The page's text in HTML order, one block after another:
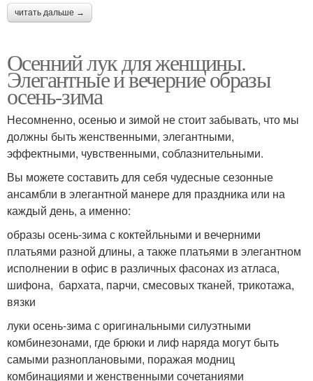
читать дальше →
Осенний лук для женщины.
Элегантные и вечерние образы
осень-зима
Несомненно, осенью и зимой не стоит забывать, что мы
должны быть женственными, элегантными,
эффектными, чувственными, соблазнительными.
Вы можете составить для себя чудесные сезонные
ансамбли в элегантной манере для праздника или на
каждый день, а именно:
образы осень-зима с коктейльными и вечерними
платьями разной длины, а также платьями в элегантном
исполнении в офис в различных фасонах из атласа,
шифона, бархата, парчи, смесовых тканей, трикотажа,
вязки
луки осень-зима с оригинальными силуэтными
комбинезонами, где брюки и лиф наряда могут быть
самыми разноплановыми, поражая модниц
комбинациями и женственными сочетаниями